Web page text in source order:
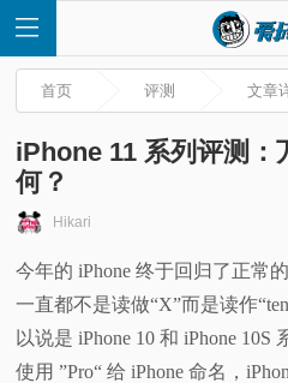
首
页
快
首页 评测 文章
iPhone 11 系列评测：
何？
Hikari
今年的 iPhone 终于回归了正常
一直都不是读做“X”而是读作
以说是 iPhone 10 和 iPhone
使用 ”Pro“ 给 iPhone 命名，